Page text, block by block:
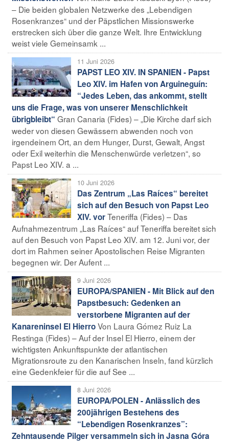
– Die beiden globalen Netzwerke des „Lebendigen
Rosenkranzes“ und der Päpstlichen Missionswerke
erstrecken sich über die ganze Welt. Ihre Entwicklung
weist viele Gemeinsamk ...
11 Juni 2026
PAPST LEO XIV. IN SPANIEN - Papst
Leo XIV. im Hafen von Arguineguín:
“Jedes Leben, das ankommt, stellt
uns die Frage, was von unserer Menschlichkeit
übrigbleibt“ Gran Canaria (Fides) – „Die Kirche darf sich
weder von diesen Gewässern abwenden noch von
irgendeinem Ort, an dem Hunger, Durst, Gewalt, Angst
oder Exil weiterhin die Menschenwürde verletzen“, so
Papst Leo XIV. a ...
10 Juni 2026
Das Zentrum „Las Raíces“ bereitet
sich auf den Besuch von Papst Leo
XIV. vorTeneriffa (Fides) – Das
Aufnahmezentrum „Las Raíces“ auf Teneriffa bereitet sich
auf den Besuch von Papst Leo XIV. am 12. Juni vor, der
dort im Rahmen seiner Apostolischen Reise Migranten
begegnen wir. Der Aufent ...
9 Juni 2026
EUROPA/SPANIEN - Mit Blick auf den
Papstbesuch: Gedenken an
verstorbene Migranten auf der
Kanareninsel El HierroVon Laura Gómez Ruiz La
Restinga (Fides) – Auf der Insel El Hierro, einem der
wichtigsten Ankunftspunkte der atlantischen
Migrationsroute zu den Kanarischen Inseln, fand kürzlich
eine Gedenkfeier für die auf See ...
8 Juni 2026
EUROPA/POLEN - Anlässlich des
200jährigen Bestehens des
“Lebendigen Rosenkranzes”:
Zehntausende Pilger versammeln sich in Jasna Góra